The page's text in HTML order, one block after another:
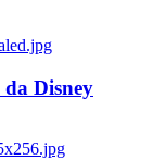
Disney